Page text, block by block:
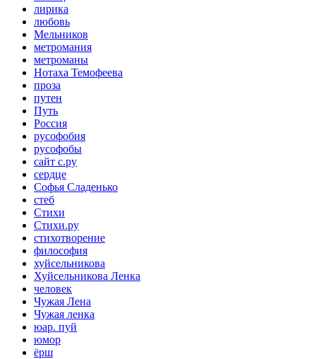
лирика
любовь
Мельников
метромания
метроманы
Нотаха Темофеева
проза
путен
Путь
Россия
русофобия
русофобы
сайт с.ру
сердце
Софья Сладенько
стеб
Стихи
Стихи.ру
стихотворение
философия
хуйсельникова
Хуйсельникова Ленка
человек
Чужая Лена
Чужая ленка
юар. пуй
юмор
ёрш